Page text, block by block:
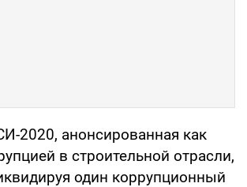
2020, анонсированная как
в строительной отрасли,
один коррупционный